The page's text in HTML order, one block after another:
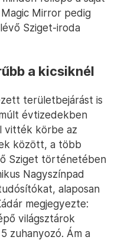
Mirror pedig
Sziget-iroda
a kicsiknél
területbejárást is
évtizedekben
vitték körbe az
között, a több
Sziget történetében
Nagyszínpad
alaposan
megjegyezte:
világsztárok
zuhanyozó. Ám a